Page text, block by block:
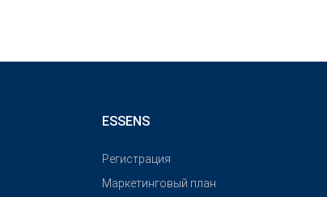
ESSENS
Pегистрация
Маркетинговый план